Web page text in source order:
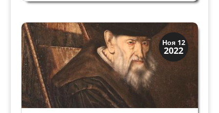
Арно вышла из берегов и затопила Флоренцию.
Ноя 12
2022
Династии
Заговоры и войны